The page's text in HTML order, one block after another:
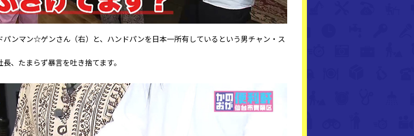
ンマン☆ゲンさん（右）と、ハンドパンを日本一所有しているという男チャン・ス
、たまらず暴言を吐き捨てます。